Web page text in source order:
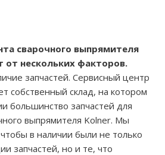
сварочного выпрямителя
от нескольких факторов.
запчастей. Сервисный центр
собственный склад, на котором
большинство запчастей для
выпрямителя Kolner. Мы
в наличии были не только
запчастей, но и те, что